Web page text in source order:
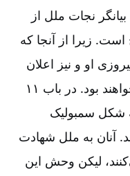
نجات ملل از
زیرا از آنجا که
او و نیز اعلان
نجات میان ملل نیز با او شریک خواهند بود. در باب ۱۱
شکل سمبولیک
آنان به ملل شهادت
لیکن وحش این